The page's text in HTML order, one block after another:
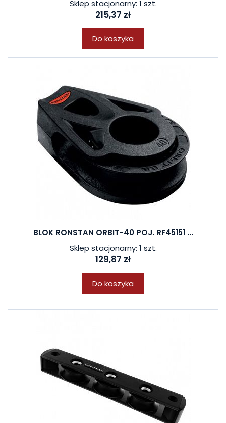
Sklep stacjonarny: 1 szt.
215,37 zł
Do koszyka
BLOK RONSTAN ORBIT-40 POJ. RF45151 ...
Sklep stacjonarny: 1 szt.
129,87 zł
Do koszyka